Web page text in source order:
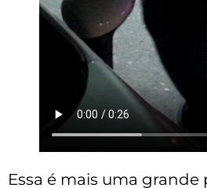
Essa é mais uma